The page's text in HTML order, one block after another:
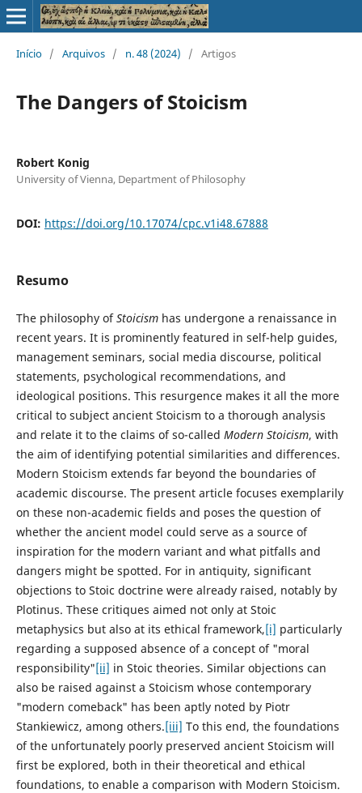
Início / Arquivos / n. 48 (2024) / Artigos
The Dangers of Stoicism
Robert Konig
University of Vienna, Department of Philosophy
DOI: https://doi.org/10.17074/cpc.v1i48.67888
Resumo
The philosophy ofStoicismhas undergone a renaissance in
recent years. It is prominently featured in self-help guides,
management seminars, social media discourse, political
statements, psychological recommendations, and
ideological positions. This resurgence makes it all the more
critical to subject ancient Stoicism to a thorough analysis
and relate it to the claims of so-called Modern Stoicism, with
the aim of identifying potential similarities and differences.
Modern Stoicism extends far beyond the boundaries of
academic discourse. The present article focuses exemplarily
on these non-academic fields and poses the question of
whether the ancient model could serve as a source of
inspiration for the modern variant and what pitfalls and
dangers might be spotted. For in antiquity, significant
objections to Stoic doctrine were already raised, notably by
Plotinus. These critiques aimed not only at Stoic
metaphysics but also at its ethical framework,[i] particularly
regarding a supposed absence of a concept of "moral
responsibility"[ii] in Stoic theories. Similar objections can
also be raised against a Stoicism whose contemporary
"modern comeback" has been aptly noted by Piotr
Stankiewicz, among others.[iii] To this end, the foundations
of the unfortunately poorly preserved ancient Stoicism will
first be explored, both in their theoretical and ethical
foundations, to enable a comparison with Modern Stoicism.